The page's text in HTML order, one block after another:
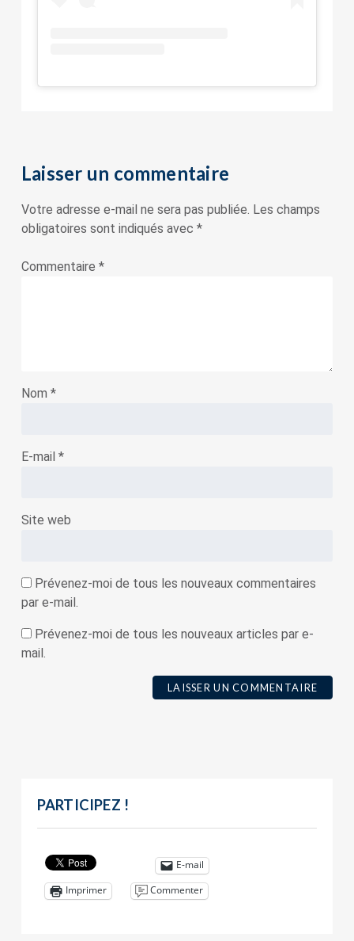
Laisser un commentaire
Votre adresse e-mail ne sera pas publiée. Les champs
obligatoires sont indiqués avec *
Commentaire *
Nom *
E-mail *
Site web
Prévenez-moi de tous les nouveaux commentaires
par e-mail.
Prévenez-moi de tous les nouveaux articles par e-
mail.
PARTICIPEZ !
E-mail
Imprimer
Commenter